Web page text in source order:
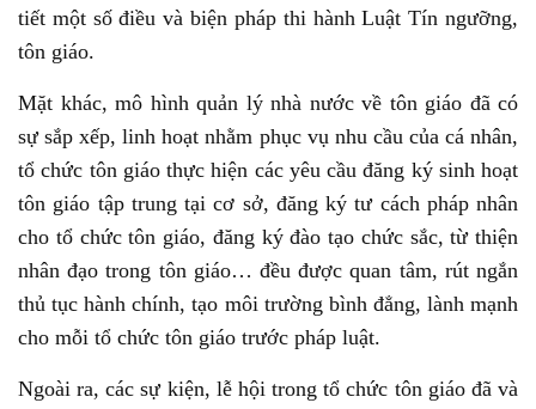
tiết một số điều và biện pháp thi hành Luật Tín ngưỡng,
tôn giáo.
Mặt khác, mô hình quản lý nhà nước về tôn giáo đã có
sự sắp xếp, linh hoạt nhằm phục vụ nhu cầu của cá nhân,
tổ chức tôn giáo thực hiện các yêu cầu đăng ký sinh hoạt
tôn giáo tập trung tại cơ sở, đăng ký tư cách pháp nhân
cho tổ chức tôn giáo, đăng ký đào tạo chức sắc, từ thiện
nhân đạo trong tôn giáo… đều được quan tâm, rút ngắn
thủ tục hành chính, tạo môi trường bình đẳng, lành mạnh
cho mỗi tổ chức tôn giáo trước pháp luật.
Ngoài ra, các sự kiện, lễ hội trong tổ chức tôn giáo đã và